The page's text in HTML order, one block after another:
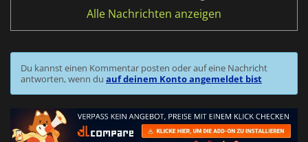
Alle Nachrichten anzeigen
Du kannst einen Kommentar posten oder auf eine Nachricht
antworten, wenn du auf deinem Konto angemeldet bist